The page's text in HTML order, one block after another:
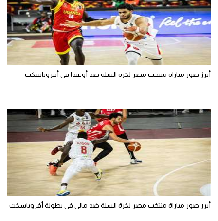
أبرز صور مباراة منتخب مصر لكرة السلة ضد أوغندا في أفروباسكت
أبرز صور مباراة منتخب مصر لكرة السلة ضد مالي في بطولة أفروباسكت